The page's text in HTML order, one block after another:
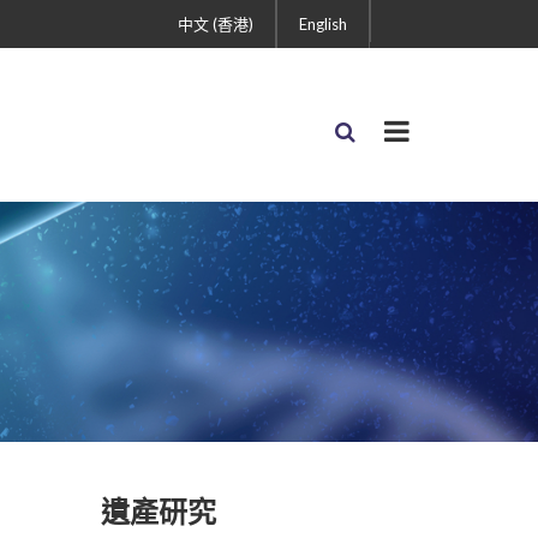
English
中文 (香港)
遺產研究